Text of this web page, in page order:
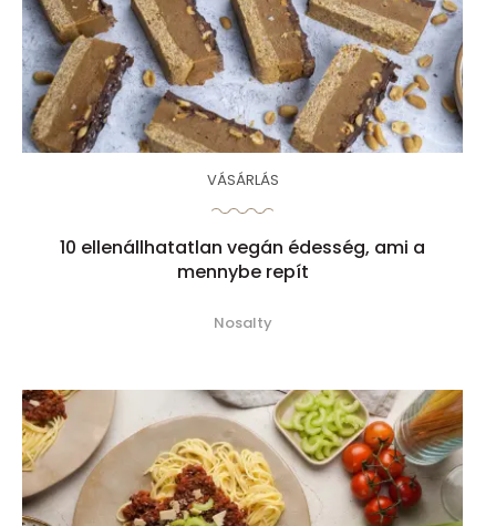
VÁSÁRLÁS
10 ellenállhatatlan vegán édesség, ami a
mennybe repít
Nosalty